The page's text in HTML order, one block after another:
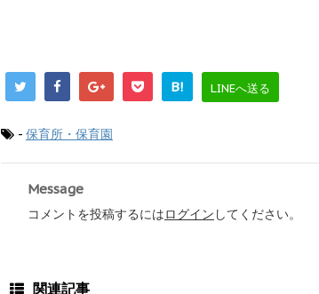
B! LINEへ送る
- 保育所・保育園
Message
コメントを投稿するにはログイン してください。
関連記事